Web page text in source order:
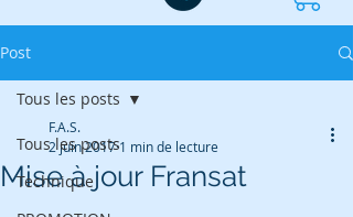
Post
Tous les posts
Technique
Tous les posts
Mise à jour Fransat
F.A.S.
2 juin 2017 1 min de lecture